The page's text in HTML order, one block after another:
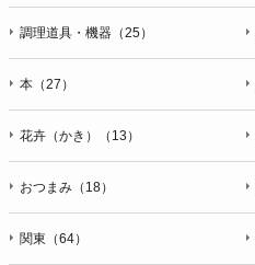
調理道具・機器（25）
本（27）
花卉（かき）（13）
おつまみ（18）
関東（64）